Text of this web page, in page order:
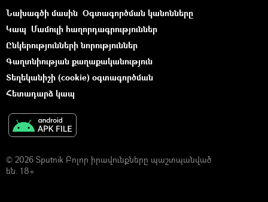
Նախագծի մասին Օգտագործման կանոնները
Կապ Մամուլի հաղորդագրություններ
Ընկերությունների նորություններ
Գաղտնիության քաղաքականություն
Տեղեկանիշի (cookie) օգտագործման
Հետադարձ կապ
© 2026 Sputnik Բոլոր իրավունքները պաշտպանված
են. 18+